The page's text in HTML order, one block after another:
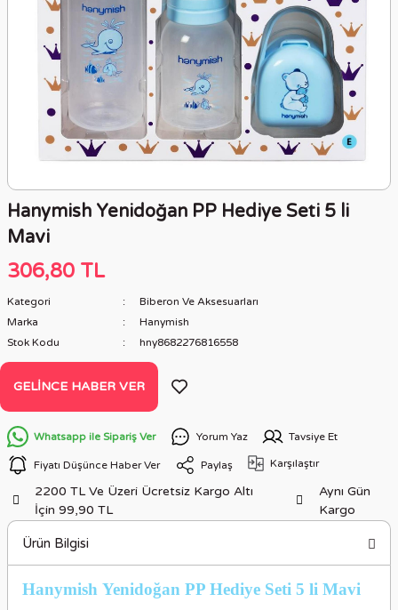
Hanymish Yenidoğan PP Hediye Seti 5 li
Mavi
306,80 TL
Kategori
Biberon Ve Aksesuarları
Marka
Hanymish
Stok Kodu
hny8682276816558
GELINCE HABER VER
Whatsapp ile Sipariş Ver Yorum Yaz Tavsiye Et
Fiyatı Düşünce Haber Ver Paylaş Karşılaştır
2200 TL Ve Üzeri Ücretsiz Kargo Altı
İçin 99,90 TL
Aynı Gün
Kargo
Ürün Bilgisi
Hanymish Yenidoğan PP Hediye Seti 5 li Mavi